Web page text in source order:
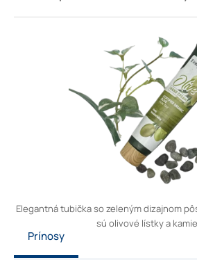
Elegantná tubička so zeleným dizajnom
sú olivové lístky a
Prínosy